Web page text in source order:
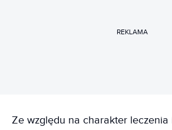
REKLAMA
Ze względu na charakter leczenia